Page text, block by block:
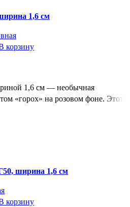
1,6 см
корзину
1,6 см — необычная
«горох» на розовом фоне. Этот
ширина 1,6 см
корзину